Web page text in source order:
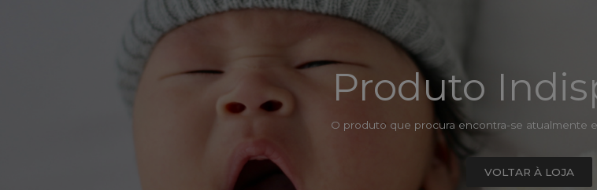
Produto
O produto que procura encontra-se atualmente
VOLTAR À LOJA